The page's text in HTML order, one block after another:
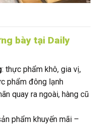
bày tại Daily
: thực phẩm khô, gia vị,
phẩm đông lạnh
quay ra ngoài, hàng cũ
phẩm khuyến mãi –